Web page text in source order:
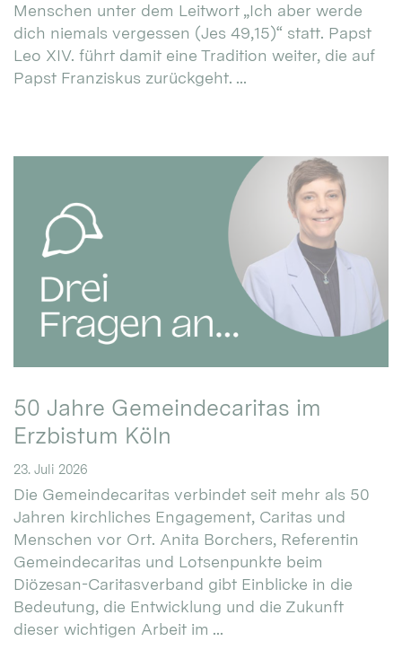
Menschen unter dem Leitwort „Ich aber werde
dich niemals vergessen (Jes 49,15)“ statt. Papst
Leo XIV. führt damit eine Tradition weiter, die auf
Papst Franziskus zurückgeht. ...
50 Jahre Gemeindecaritas im
Erzbistum Köln
23. Juli 2026
Die Gemeindecaritas verbindet seit mehr als 50
Jahren kirchliches Engagement, Caritas und
Menschen vor Ort. Anita Borchers, Referentin
Gemeindecaritas und Lotsenpunkte beim
Diözesan-Caritasverband gibt Einblicke in die
Bedeutung, die Entwicklung und die Zukunft
dieser wichtigen Arbeit im ...